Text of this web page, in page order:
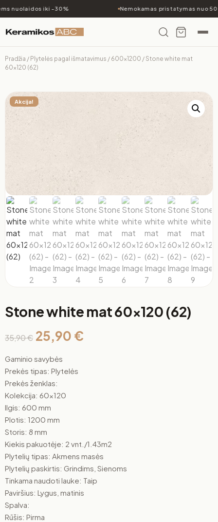
nuolaidos iki -30% Nemokamas pristatymas nuo
Pradžia / Plytelės pagal išmatavimus / 600x1200 / Stone white mat
60×120 (62)
Akcija!
Stone white mat 60×120 (62)
35,90€ 25,90 €
Gaminio savybės
Prekės tipas: Plytelės
Prekės ženklas:
Kolekcija: 60×120
Ilgis: 600 mm
Plotis: 1200 mm
Storis: 8 mm
Kiekis pakuotėje: 2 vnt./1.43m2
Plytelių tipas: Akmens masės
Plytelių paskirtis: Grindims, Sienoms
Tinkama naudoti lauke: Taip
Paviršius: Lygus, matinis
Spalva:
Rūšis: Pirma